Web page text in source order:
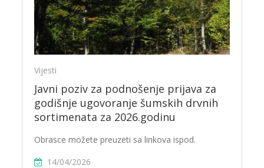
Vijesti
Javni poziv za podnošenje prijava za
godišnje ugovoranje šumskih drvnih
sortimenata za 2026.godinu
Obrasce možete preuzeti sa linkova ispod.
14/04/2026